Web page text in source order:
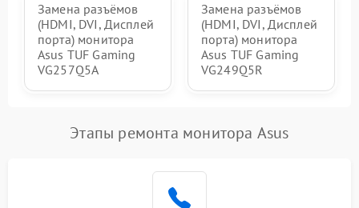
Замена разъёмов
(HDMI, DVI, Дисплей
порта) монитора
Asus TUF Gaming
VG257Q5A
Замена разъёмов
(HDMI, DVI, Дисплей
порта) монитора
Asus TUF Gaming
VG249Q5R
Этапы ремонта монитора Asus